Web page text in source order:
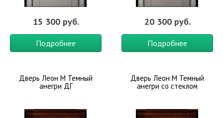
15 300 руб.
Подробнее
20 300 руб.
Подробнее
Дверь Леон М Темный
анегри ДГ
Дверь Леон М Темный
анегри со стеклом